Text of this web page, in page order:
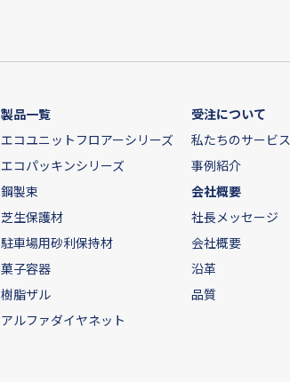
製品一覧
エコユニットフロアーシリーズ
エコパッキンシリーズ
鋼製束
芝生保護材
駐車場用砂利保持材
菓子容器
樹脂ザル
アルファダイヤネット
受注について
私たちのサービス
事例紹介
会社概要
社長メッセージ
会社概要
沿革
品質